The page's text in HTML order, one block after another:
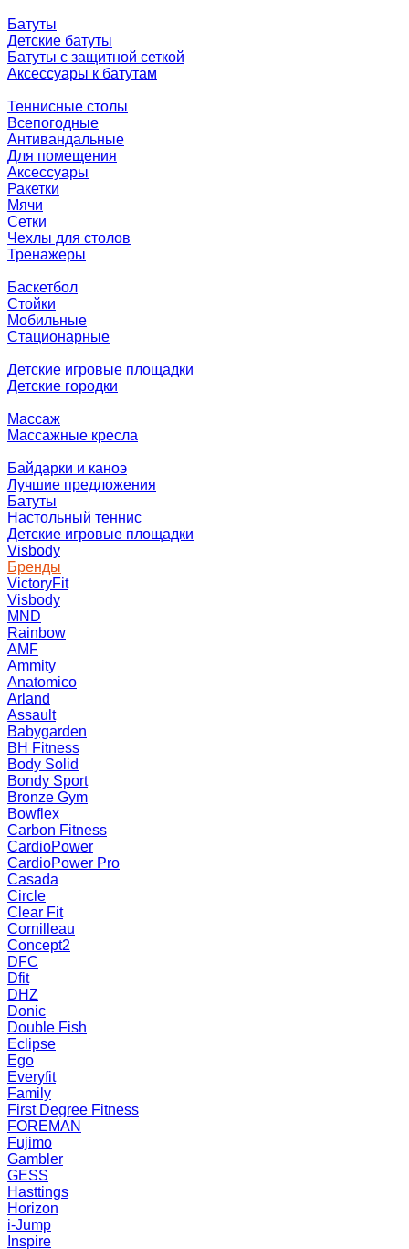
Батуты
Детские батуты
Батуты с защитной сеткой
Аксессуары к батутам
Теннисные столы
Всепогодные
Антивандальные
Для помещения
Аксессуары
Ракетки
Мячи
Сетки
Чехлы для столов
Тренажеры
Баскетбол
Стойки
Мобильные
Стационарные
Детские игровые площадки
Детские городки
Массаж
Массажные кресла
Байдарки и каноэ
Лучшие предложения
Батуты
Настольный теннис
Детские игровые площадки
Visbody
Бренды
VictoryFit
Visbody
MND
Rainbow
AMF
Ammity
Anatomico
Arland
Assault
Babygarden
BH Fitness
Body Solid
Bondy Sport
Bronze Gym
Bowflex
Carbon Fitness
CardioPower
CardioPower Pro
Casada
Circle
Clear Fit
Cornilleau
Concept2
DFC
Dfit
DHZ
Donic
Double Fish
Eclipse
Ego
Everyfit
Family
First Degree Fitness
FOREMAN
Fujimo
Gambler
GESS
Hasttings
Horizon
i-Jump
Inspire